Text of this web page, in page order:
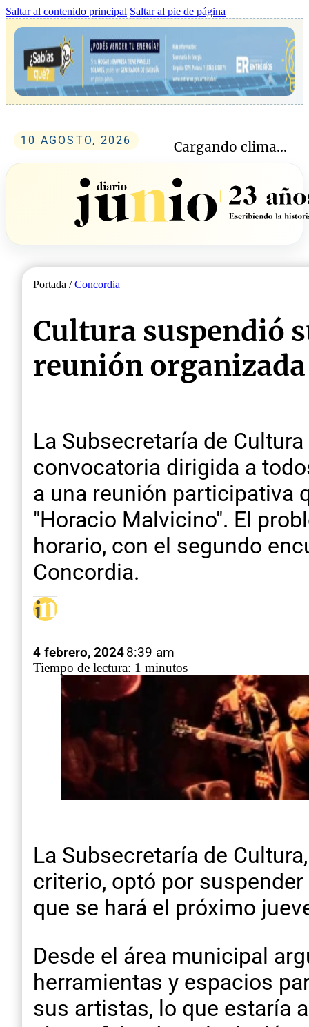
Saltar al contenido principal Saltar al pie de página
10 AGOSTO, 2026 Cargando clima...
Portada /Concordia
Cultura suspendió
reunión
La Subsecretaría de
convocatoria dirigida a
a una reunión participativa
"Horacio Malvicino". El
horario, con el segundo
Concordia.
4 febrero, 20248:39 am
Tiempo de lectura: 1 minutos
La Subsecretaría de
criterio, optó por
que se hará el próximo
Desde el área municipal
herramientas y espacios
sus artistas, lo que estaría